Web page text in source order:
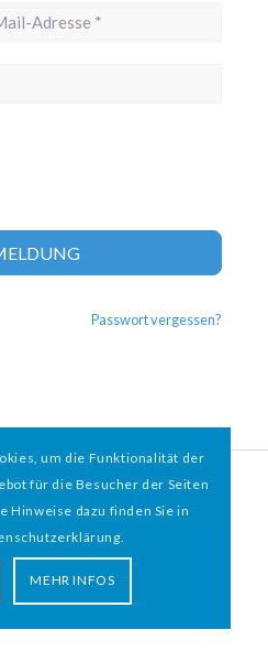
Adresse
Passwort vergessen?
| WEBDESIGN BY WEBIGAMI
um die Funktionalität der
für die Besucher der Seiten
Hinweise dazu finden Sie in
MEHR INFOS